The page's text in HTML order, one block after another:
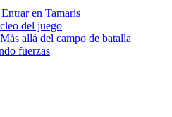
en Tamaris
del juego
allá del campo de batalla
fuerzas